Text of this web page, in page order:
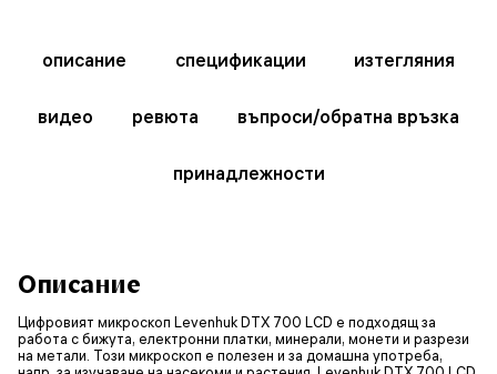
описание спецификации изтегляния
видео ревюта въпроси/обратна връзка
принадлежности
Описание
Цифровият микроскоп Levenhuk DTX 700 LCD е подходящ за
работа с бижута, електронни платки, минерали, монети и разрези
на метали. Този микроскоп е полезен и за домашна употреба,